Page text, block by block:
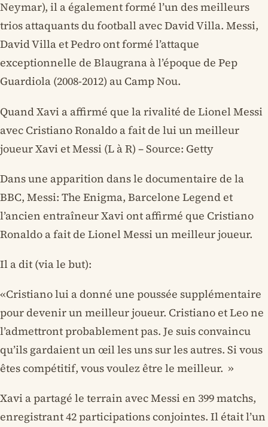
Neymar), il a également formé l’un des meilleurs
trios attaquants du football avec David Villa. Messi,
David Villa et Pedro ont formé l’attaque
exceptionnelle de Blaugrana à l’époque de Pep
Guardiola (2008-2012) au Camp Nou.
Quand Xavi a affirmé que la rivalité de Lionel Messi
avec Cristiano Ronaldo a fait de lui un meilleur
joueur Xavi et Messi (L à R) – Source: Getty
Dans une apparition dans le documentaire de la
BBC, Messi: The Enigma, Barcelone Legend et
l’ancien entraîneur Xavi ont affirmé que Cristiano
Ronaldo a fait de Lionel Messi un meilleur joueur.
Il a dit (via le but):
«Cristiano lui a donné une poussée supplémentaire
pour devenir un meilleur joueur. Cristiano et Leo ne
l’admettront probablement pas. Je suis convaincu
qu’ils gardaient un œil les uns sur les autres. Si vous
êtes compétitif, vous voulez être le meilleur. »
Xavi a partagé le terrain avec Messi en 399 matchs,
enregistrant 42 participations conjointes. Il était l’un